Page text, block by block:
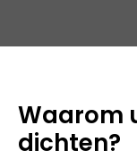
Waarom
dichten?